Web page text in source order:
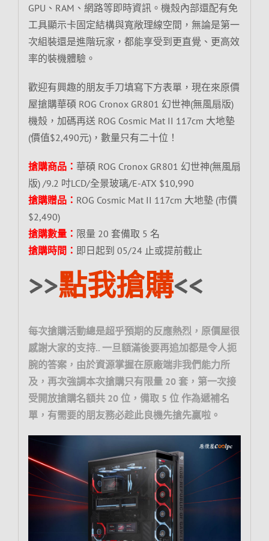
GPU、RAM、網路等即時資訊。機殼內部還配有免
工具顯示卡固定結構與寬敞理線空間，無論是第一
次組裝還是進階玩家，都能享受到更直覺、更高效
率的裝機體驗。
歡迎有興趣的朋友手刀填寫下方表單，現在來原價
屋搶購華碩 ROG Cronox GR801 幻世神(無風扇版)
機殼，加碼再送 ROG Cosmic Mat II 117cm 大地墊
(價值$2,490元)，數量只有二十位！
搶購商品： 華碩 ROG Cronox GR801 幻世神(無風扇
版) /9.2 吋LCD/全景玻璃/E-ATX $10,990
搶購贈品： ROG Cosmic Mat II 117cm 大地墊 (市價
$2,490)
搶購數量： 限量 20 套備取 5 名
搶購時間： 即日起到 05/24 止或提前截止
>>點我搶購<<
每次搶購活動總是超乎預期的反應熱烈，原價屋很
感謝大家的支持.. 一旦額滿後要再追加都是令人扼
腕的答案，由於資源掌握在原廠端非我們能力所
及，再次強調本次搶購只有限量 20 套，第一次接
受開放搶購名額共 20 位，備取 5 位 作為遞補名
單，有需要的朋友務必趁此良機先搶先贏啦。